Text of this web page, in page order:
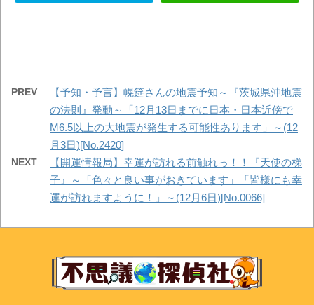
PREV
【予知・予言】幌筵さんの地震予知～『茨城県沖地震
の法則』発動～「12月13日までに日本・日本近傍で
M6.5以上の大地震が発生する可能性あります」～(12
月3日)[No.2420]
NEXT
【開運情報局】幸運が訪れる前触れっ！！『天使の梯
子』～「色々と良い事がおきています」「皆様にも幸
運が訪れますように！」～(12月6日)[No.0066]